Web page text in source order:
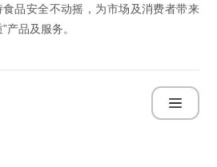
品安全不动摇，为市场及消费者带来
品及服务。